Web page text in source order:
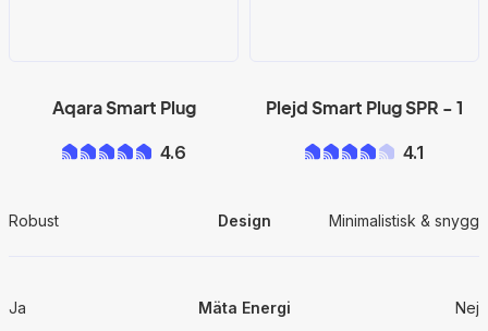
Aqara Smart Plug
4.6
Plejd Smart Plug SPR - 1
4.1
Robust Design Minimalistisk & snygg
Ja Mäta Energi Nej